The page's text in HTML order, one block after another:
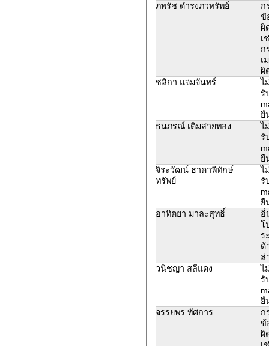
ภพรัช ดำรงภวทรัพย์
ก
ข้
ผิ
เ
ก
เ
ผิ
ชลิกา แจ่มจันทร์
ไ
รั
ยื
ธนภรณ์ เติมสายทอง
ไ
รั
ยื
จิระวัฒน์ ธาดาพิทักษ์
ทรัพย์
ไ
รั
ยื
อาทิตยา มาละสุทธิ์
อื่
โ
ร
ด้
ล่
วนิชญา สลีแดง
ไ
รั
ยื
จรรยพร ทัศการ
ก
ข้
ผิ